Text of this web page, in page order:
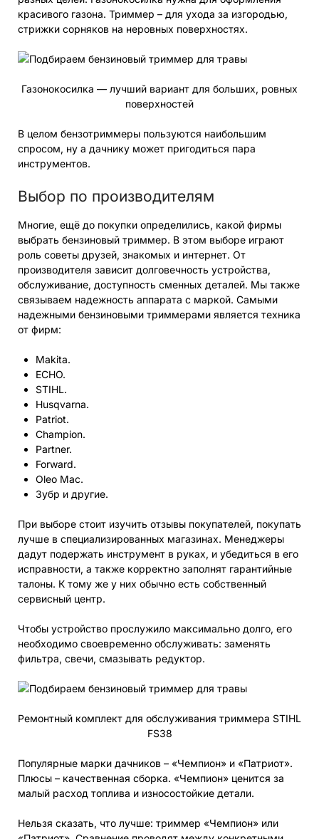
красивого газона. Триммер – для ухода за изгородью,
стрижки сорняков на неровных поверхностях.
Газонокосилка — лучший вариант для больших, ровных
поверхностей
В целом бензотриммеры пользуются наибольшим
спросом, ну а дачнику может пригодиться пара
инструментов.
Выбор по производителям
Многие, ещё до покупки определились, какой фирмы
выбрать бензиновый триммер. В этом выборе играют
роль советы друзей, знакомых и интернет. От
производителя зависит долговечность устройства,
обслуживание, доступность сменных деталей. Мы также
связываем надежность аппарата с маркой. Самыми
надежными бензиновыми триммерами является техника
от фирм:
Makita.
ECHO.
STIHL.
Husqvarna.
Patriot.
Champion.
Partner.
Forward.
Oleo Mac.
Зубр и другие.
При выборе стоит изучить отзывы покупателей, покупать
лучше в специализированных магазинах. Менеджеры
дадут подержать инструмент в руках, и убедиться в его
исправности, а также корректно заполнят гарантийные
талоны. К тому же у них обычно есть собственный
сервисный центр.
Чтобы устройство прослужило максимально долго, его
необходимо своевременно обслуживать: заменять
фильтра, свечи, смазывать редуктор.
Ремонтный комплект для обслуживания триммера STIHL
FS38
Популярные марки дачников – «Чемпион» и «Патриот».
Плюсы – качественная сборка. «Чемпион» ценится за
малый расход топлива и износостойкие детали.
Нельзя сказать, что лучше: триммер «Чемпион» или